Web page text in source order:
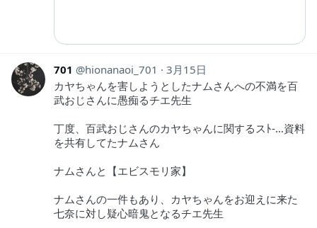
701 hionanaoi_701
3月15日
カヤちゃんを害しようとしたナムさんへの不満を百
武おじさんに愚痴るチエ先生
丁度、百武おじさんのカヤちゃんに関するスﾄ-…資料
を共有してたナムさん
ナムさんと【エビスモリ家】
ナムさんの一件もあり、カヤちゃんをお迎えに来た
七奈に対し疑心暗鬼となるチエ先生